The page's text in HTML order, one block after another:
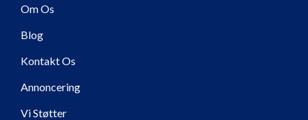
Om Os
Blog
Kontakt Os
Annoncering
Vi Støtter